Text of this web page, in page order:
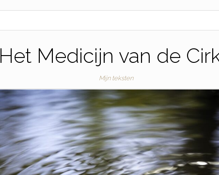
Het Medicijn van de
Mijn teksten